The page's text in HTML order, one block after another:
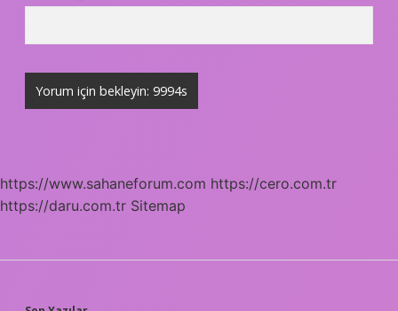
https://www.sahaneforum.com https://cero.com.tr
https://daru.com.tr Sitemap